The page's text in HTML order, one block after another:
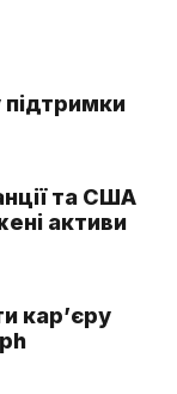
та США
активи
кар’єру